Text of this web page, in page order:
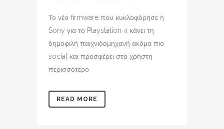
Το νέο firmware που κυκλοφόρησε η
Sony για το Playstation 4 κάνει τη
δημοφιλή παιχνιδομηχανή ακόμα πιο
social και προσφέρει στο χρήστη
περισσότερο
READ MORE